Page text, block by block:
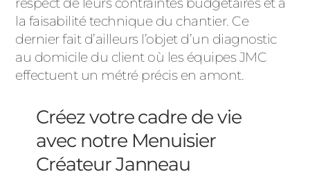
la faisabilité technique du chantier. Ce
dernier fait d’ailleurs l’objet d’un diagnostic
au domicile du client où les équipes JMC
effectuent un métré précis en amont.
Créez votre cadre de vie
avec notre Menuisier
Créateur Janneau